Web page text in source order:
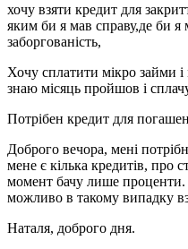
хочу взяти кредит для
яким би я мав справу,де би я
заборгованість,
Хочу сплатити мікро займи
знаю місяць пройшов і
Потрібен кредит для
Доброго вечора, мені
мене є кілька кредитів, про
момент бачу лише
можливо в такому випадку
Наталя, доброго дня.